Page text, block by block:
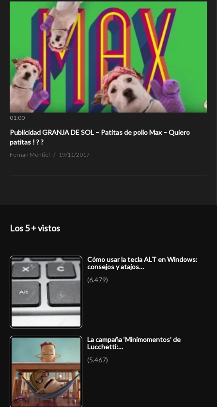
01:00
Publicidad GRANJA DE SOL – Patitas de pollo Max – Quiero
patitas ! ? ?
Fernan Montiel 19/11/2017
Los 5 + vistos
Cómo usar la tecla ALT en Windows:
consejos y atajos…
(6.479)
La campaña ‘Minimomentos’ de
Lucchetti:…
(5.467)